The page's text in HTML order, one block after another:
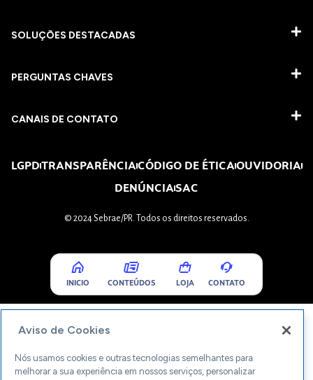
SOLUÇÕES DESTACADAS
PERGUNTAS CHAVES​
CANAIS DE CONTATO
LGPDTRANSPARÊNCIACÓDIGO DE ÉTICAOUVIDORIA
DENÚNCIASAC
© 2024 Sebrae/PR. Todos os direitos reservados.
INICIO CONTEÚDOS LOJA CONTATO
Aviso de Cookies
Nós usamos cookies e outras tecnologias semelhantes para
melhorar a sua experiência em nossos serviços, personalizar